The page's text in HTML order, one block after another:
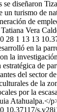
se
turismo de
de
Tatiana Vera
28 1 13 13
en la
la
de
del sector
de la
por la
Atahualpa.</
10.37117/